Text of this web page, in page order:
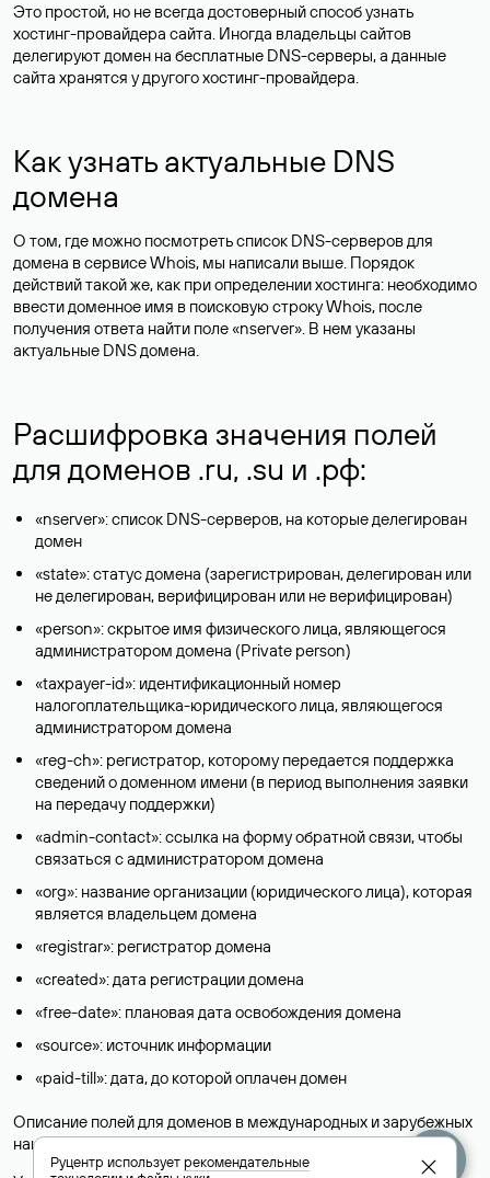
Это простой, но не всегда достоверный способ узнать
хостинг-провайдера сайта. Иногда владельцы сайтов
делегируют домен на бесплатные DNS-серверы, а данные
сайта хранятся у другого хостинг-провайдера.
Как узнать актуальные DNS
домена
О том, где можно посмотреть список DNS-серверов для
домена в сервисе Whois, мы написали выше. Порядок
действий такой же, как при определении хостинга: необходимо
ввести доменное имя в поисковую строку Whois, после
получения ответа найти поле «nserver». В нем указаны
актуальные DNS домена.
Расшифровка значения полей
для доменов .ru, .su и .рф:
«nserver»: список DNS-серверов, на которые делегирован
домен
«state»: статус домена (зарегистрирован, делегирован или
не делегирован, верифицирован или не верифицирован)
«person»: скрытое имя физического лица, являющегося
администратором домена (Privatе person)
«taxpayer-id»: идентификационный номер
налогоплательщика-юридического лица, являющегося
администратором домена
«reg-ch»: регистратор, которому передается поддержка
сведений о доменном имени (в период выполнения заявки
на передачу поддержки)
«admin-contact»: ссылка на форму обратной связи, чтобы
связаться с администратором домена
«org»: название организации (юридического лица), которая
является владельцем домена
«registrar»: регистратор домена
«created»: дата регистрации домена
«free-date»: плановая дата освобождения домена
«source»: источник информации
«paid-till»: дата, до которой оплачен домен
Описание полей для доменов в международных и зарубежных
национальных доменах представлены в разделе «Помощь».
Руцентр используетрекомендательные